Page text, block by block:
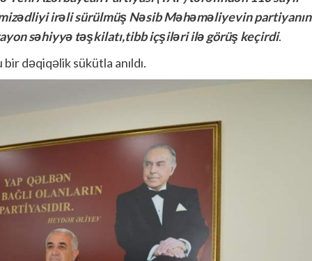
irəli sürülmüş Nəsib Məhəməliyevin partiyanın
səhiyyə təşkilatı,tibb içşiləri ilə görüş keçirdi.
dəqiqəlik sükütla anıldı.